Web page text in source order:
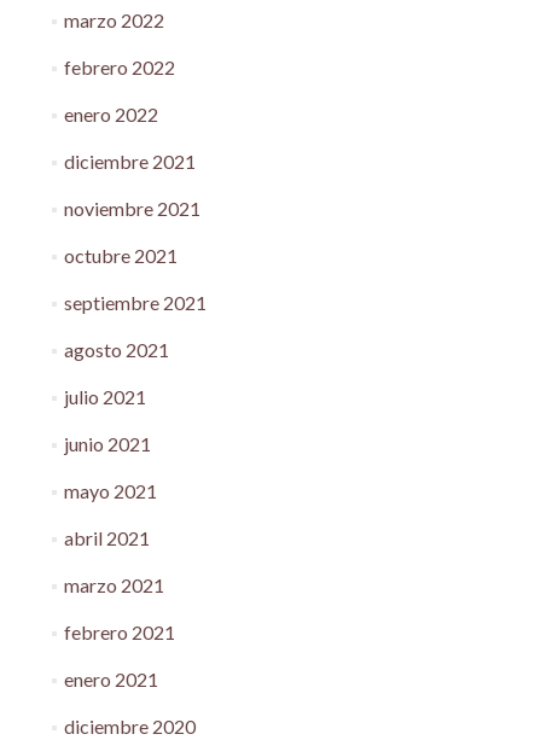
marzo 2022
febrero 2022
enero 2022
diciembre 2021
noviembre 2021
octubre 2021
septiembre 2021
agosto 2021
julio 2021
junio 2021
mayo 2021
abril 2021
marzo 2021
febrero 2021
enero 2021
diciembre 2020